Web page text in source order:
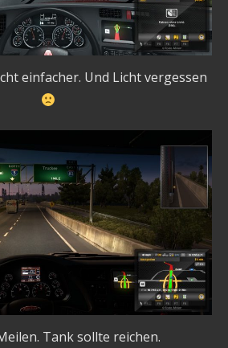
einfacher. Und Licht vergessen
Tank sollte reichen.